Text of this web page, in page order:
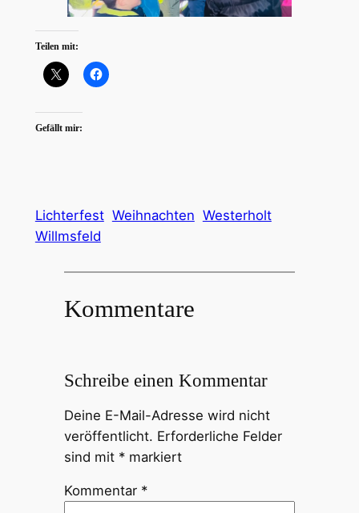
Teilen mit:
Gefällt mir:
Lichterfest Weihnachten Westerholt
Willmsfeld
Kommentare
Schreibe einen Kommentar
Deine E-Mail-Adresse wird nicht
veröffentlicht. Erforderliche Felder
sind mit *markiert
Kommentar *